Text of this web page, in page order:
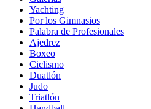
Yachting
Por los Gimnasios
Palabra de Profesionales
Ajedrez
Boxeo
Ciclismo
Duatlón
Judo
Triatlón